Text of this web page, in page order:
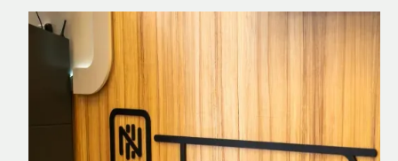
Nomad Explorer
Cartão de crédito brasileiro com cashback